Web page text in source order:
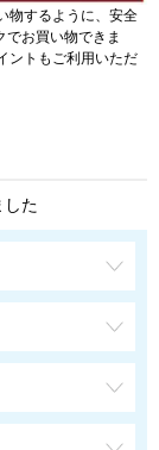
物するように、安全
でお買い物できま
ントもご利用いただ
した